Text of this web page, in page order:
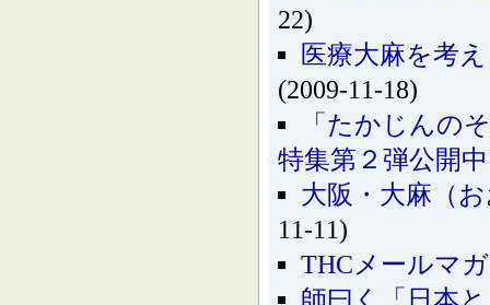
22)
医療大麻を考
(2009-11-18)
「たかじんの
特集第２弾公開中
大阪・大麻（
11-11)
THCメールマ